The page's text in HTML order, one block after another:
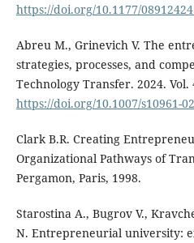
https://doi.org/10.1177/
Abreu M., Grinevich V. The
strategies, processes, and
Technology Transfer. 2024. Vol.
https://doi.org/10.1007/s10961-
Clark B.R. Creating
Organizational Pathways of
Pergamon, Paris, 1998.
Starostina A., Bugrov V.,
N. Entrepreneurial university: